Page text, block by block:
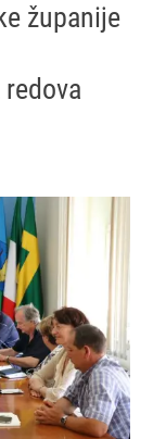
županije